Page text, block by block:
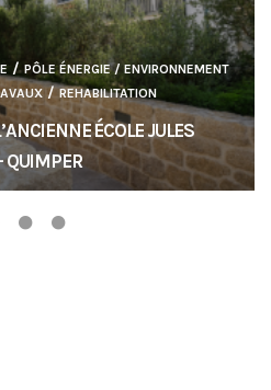
/ PÔLE ÉNERGIE / ENVIRONNEMENT
/REHABILITATION
ÉCOLE JULES
QUIMPER